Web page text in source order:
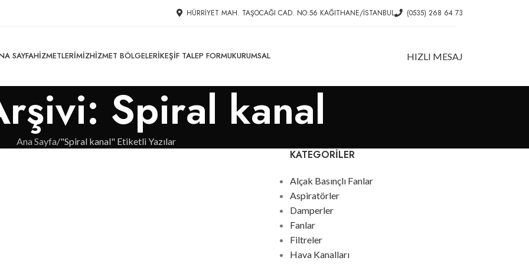
HÜRRIYET MAH. TAŞOCAĞI CAD. NO:56 KAĞITHANE/İSTANBUL (0535) 268 64 73
SAYFAHIZMETLERIMIZHIZMET BÖLGELERIKEŞIF TALEP FORMUKURUMSAL HIZLI MESAJ
Spiral kanal
Ana Sayfa "Spiral kanal" Etiketli Yazılar
KATEGORILER
Alçak Basınçlı Fanlar
Aspiratörler
Damperler
Fanlar
Filtreler
Hava Kanalları